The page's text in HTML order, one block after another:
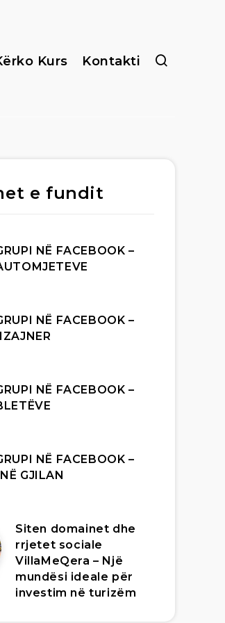
Kurs Kontakti
e fundit
NË FACEBOOK –
NË FACEBOOK –
NË FACEBOOK –
NË FACEBOOK –
GJILAN
Siten domainet dhe
rrjetet sociale
VillaMeQera – Një
mundësi ideale për
investim në turizëm